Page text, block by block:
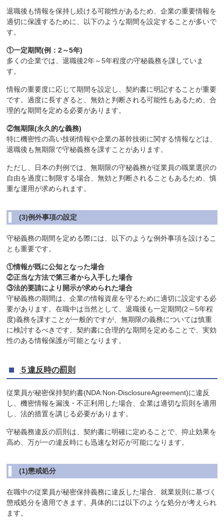
退職後も情報を保持し続ける可能性があるため、企業の重要情報を
適切に保護するために、以下のような期間を設定することが多いで
す。
①一定期間(例：2～5年)
多くの企業では、退職後2年～5年程度の守秘義務を課していま
す。
情報の重要度に応じて期間を設定し、契約書に明記することが重要
です。過度に長すぎると、無効と判断される可能性もあるため、合
理的な期間を定める必要があります。
②無期限(永久的な義務)
特に機密性の高い技術情報や企業の基幹技術に関する情報などは、
退職後も無期限で守秘義務を課すことがあります。
ただし、日本の判例では、無期限の守秘義務が従業員の職業選択の
自由を過度に制限する場合、無効と判断されることもあるため、慎
重な運用が求められます。
(3)例外事項の設定
守秘義務の期間を定める際には、以下のような例外事項を設けるこ
とも重要です。
①情報が既に公知となった場合
②正当な方法で第三者から入手した場合
③法的要請により開示が求められた場合
守秘義務の期間は、企業の情報資産を守るために適切に設定する必
要があります。在職中は当然として、退職後も一定期間(2～5年程
度)義務を課すことが一般的ですが、無期限の義務については慎重
に検討するべきです。契約書に合理的な期間を定めることで、実効
性のある情報保護が可能となります。
５違反時の罰則
従業員が秘密保持契約書(NDA:Non-DisclosureAgreement)に違反
し、機密情報を漏洩・不正利用した場合、企業は適切な罰則を適用
し、法的措置を講じる必要があります。
守秘義務違反の罰則は、契約書に明確に定めることで、抑止効果を
高め、万が一の違反時にも迅速な対応が可能になります。
(1)懲戒処分
在職中の従業員が秘密保持義務に違反した場合、就業規則に基づく
懲戒処分を適用できます。具体的には以下のような処分が考えられ
ます。